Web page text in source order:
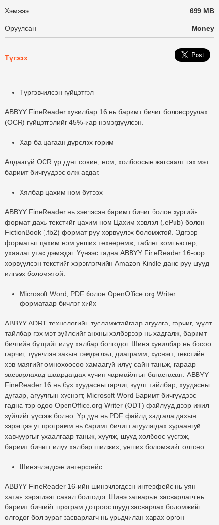
Хэмжээ 699 MB
Оруулсан Money
Түгээх
Түргэвчилсэн гүйцэтгэл
ABBYY FineReader хувилбар 16 нь баримт бичиг боловсруулах
(OCR) гүйцэтгэлийг 45%-иар нэмэгдүүлсэн.
Хар ба цагаан дүрслэх горим
Алдаагүй OCR үр дүнг сонин, ном, холбоосын жагсаалт гэх мэт
баримт бичгүүдээс олж авдаг.
Хялбар цахим ном бүтээх
ABBYY FineReader нь хэвлэсэн баримт бичиг болон зургийн
формат дахь текстийг цахим ном Цахим хэвлэл (.ePub) болон
FictionBook (.fb2) формат руу хөрвүүлэх боломжтой. Эдгээр
форматыг цахим ном унших төхөөрөмж, таблет компьютер,
ухаалаг утас дэмждэг. Үүнээс гадна ABBYY FineReader 16-оор
хөрвүүлсэн текстийг хэрэглэгчийн Amazon Kindle данс руу шууд
илгээх боломжтой.
Microsoft Word, PDF болон OpenOffice.org Writer
форматаар бичлэг хийх
ABBYY ADRT технологийн тусламжтайгаар агуулга, гарчиг, зүүлт
тайлбар гэх мэт зүйлсийг анхны хэлбэрээр нь хадгалж, баримт
бичгийн бүтцийг илүү хялбар болгодог. Шинэ хувилбар нь босоо
гарчиг, түүнчлэн захын тэмдэглэл, диаграмм, хүснэгт, текстийн
хэв маягийг өмнөхөөсөө хамаагүй илүү сайн таньж, гараар
засварлахад шаардагдах хүчин чармайлтыг багасгасан. ABBYY
FineReader 16 нь бүх хуудасны гарчиг, зүүлт тайлбар, хуудасны
дугаар, агуулгын хүснэгт, Microsoft Word Баримт бичгүүдээс
гадна тэр одоо OpenOffice.org Writer (ODT) файлууд дээр ижил
зүйлийг үүсгэж болно. Үр дүн нь PDF файлд хадгалагдахын
зэрэгцээ уг программ нь баримт бичигт агуулагдах хураангуй
хавчуургыг ухаалгаар таньж, хуулж, шууд холбоос үүсгэж,
баримт бичигт илүү хялбар шилжих, унших боломжийг олгоно.
Шинэчлэгдсэн интерфейс
ABBYY FineReader 16-ийн шинэчлэгдсэн интерфейс нь уян
хатан хэрэглээг санал болгодог. Шинэ загварын засварлагч нь
баримт бичгийг програм дотроос шууд засварлах боломжийг
олгодог бол зураг засварлагч нь урьдчилан харах өргөн